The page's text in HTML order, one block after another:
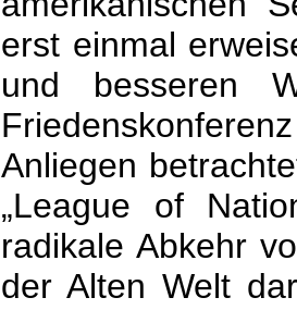
erst einmal
und besseren
Anliegen
„League of
radikale Abkehr
der Alten Welt